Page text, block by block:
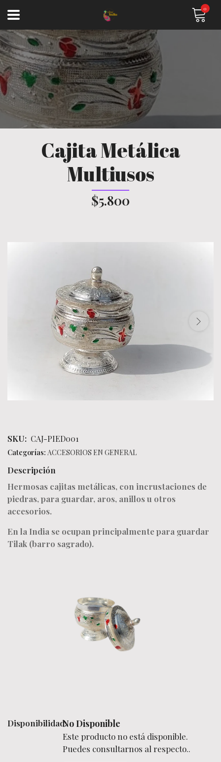
0
Cajita Metálica
Multiusos
$5.800
SKU: CAJ-PIED001
Categorías: ACCESORIOS EN GENERAL
Descripción
Hermosas cajitas metálicas, con incrustaciones de
piedras, para guardar, aros, anillos u otros
accesorios.
En la India se ocupan principalmente para guardar
Tilak (barro sagrado).
Disponibilidad:No Disponible
Este producto no está disponible.
Puedes consultarnos al respecto..